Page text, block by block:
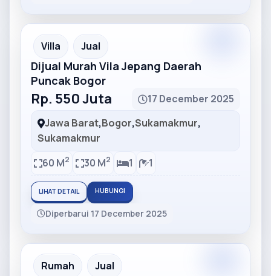
Partner Ad
Villa Jual
Dijual Murah Vila Jepang Daerah
Puncak Bogor
Rp. 550 Juta
17 December 2025
Jawa Barat,Bogor,Sukamakmur,
Sukamakmur
60 M2 30 M2 1 1
LIHAT DETAIL HUBUNGI
Diperbarui 17 December 2025
Partner Ad
Rumah Jual